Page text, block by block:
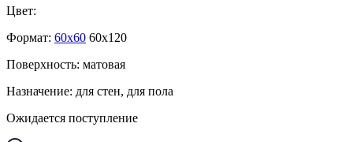
Цвет:
Формат: 60x60 60x120
Поверхность: матовая
Назначение: для стен, для пола
Ожидается поступление